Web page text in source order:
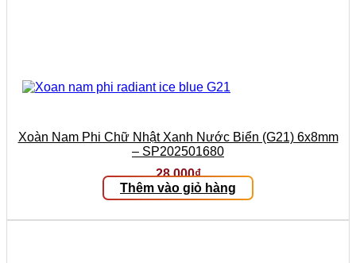
Xoàn Nam Phi Chữ Nhật Xanh Nước Biển (G21) 6x8mm
– SP202501680
28.000₫
Thêm vào giỏ hàng